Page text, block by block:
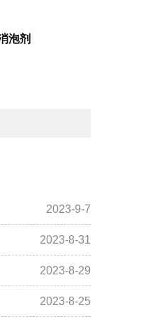
泡剂
2023-9-7
2023-8-31
2023-8-29
2023-8-25